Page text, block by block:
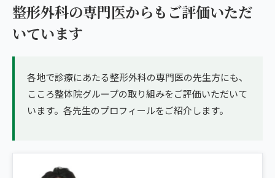
整形外科の専門医からもご評価いただ
いています
各地で診療にあたる整形外科の専門医の先生方にも、
こころ整体院グループの取り組みをご評価いただいて
います。各先生のプロフィールをご紹介します。